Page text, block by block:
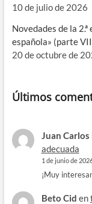
10 de julio de 2026
Novedades de la
española» (parte
20 de octubre de
Últimos
Juan
adecuada
1 de junio de
¡Muy
Beto Cid en